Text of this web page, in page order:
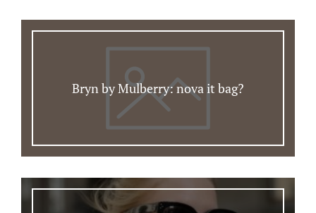
Bryn by Mulberry: nova it bag?